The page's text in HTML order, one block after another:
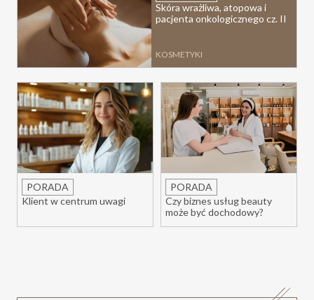
Skóra wrażliwa, atopowa i
pacjenta onkologicznego cz. II
KOSMETYKI
PORADA
Klient w centrum uwagi
PORADA
Czy biznes usług beauty
może być dochodowy?